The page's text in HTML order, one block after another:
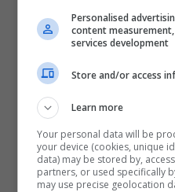
Personalised
content
services development
Store and/or access
Learn more
Your personal data will be
your device (cookies, unique
data) may be stored by,
partners, or used specifically
may use precise geolocation